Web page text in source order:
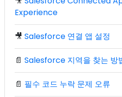
Experience
🎥 Salesforce 연결 앱 설정
📄 Salesforce 지역을 찾는 방
📄 필수 코드 누락 문제 오류